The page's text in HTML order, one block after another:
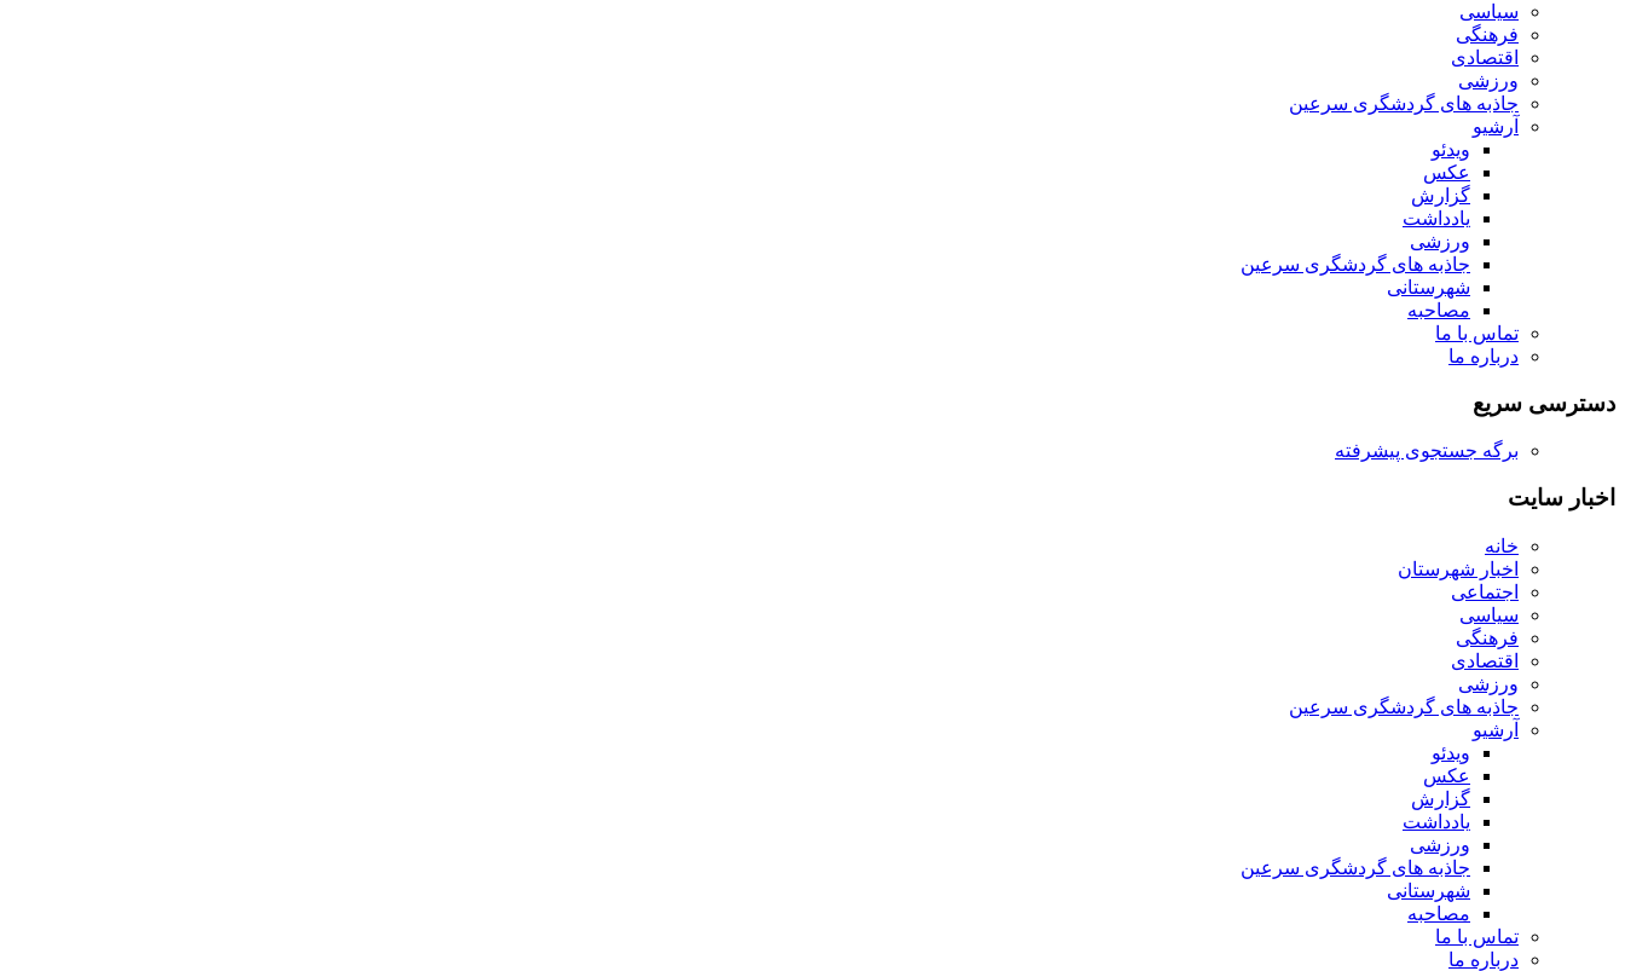
سیاسی
فرهنگی
اقتصادی
ورزشی
جاذبه های گردشگری سرعین
آرشیو
ویدئو
عکس
گزارش
یادداشت
ورزشی
جاذبه های گردشگری سرعین
شهرستانی
مصاحبه
تماس با ما
درباره ما
دسترسی سریع
برگه جستجوی پیشرفته
اخبار سایت
خانه
اخبار شهرستان
اجتماعی
سیاسی
فرهنگی
اقتصادی
ورزشی
جاذبه های گردشگری سرعین
آرشیو
ویدئو
عکس
گزارش
یادداشت
ورزشی
جاذبه های گردشگری سرعین
شهرستانی
مصاحبه
تماس با ما
درباره ما